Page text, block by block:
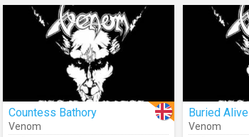
Countess Bathory
Venom
Buried Alive
Venom